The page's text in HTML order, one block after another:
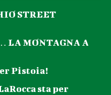
STREET
LA MONTAGNA A
Pistoia!
sta per